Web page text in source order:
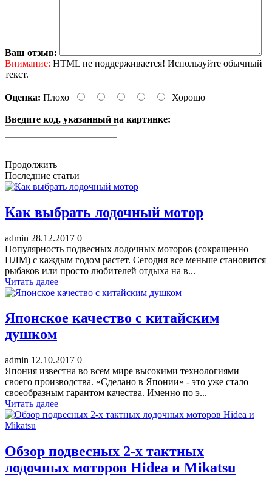
Ваш отзыв:
Внимание: HTML не поддерживается! Используйте обычный
текст.
Оценка: Плохо Хорошо
Введите код, указанный на картинке:
Продолжить
Последние статьи
Как выбрать лодочный мотор
admin 28.12.2017 0
Популярность подвесных лодочных моторов (сокращенно
ПЛМ) с каждым годом растет. Сегодня все меньше становится
рыбаков или просто любителей отдыха на в...
Читать далее
Японское качество с китайским
душком
admin 12.10.2017 0
Япония известна во всем мире высокими технологиями
своего производства. «Сделано в Японии» - это уже стало
своеобразным гарантом качества. Именно по э...
Читать далее
Обзор подвесных 2-х тактных
лодочных моторов Hidea и Mikatsu